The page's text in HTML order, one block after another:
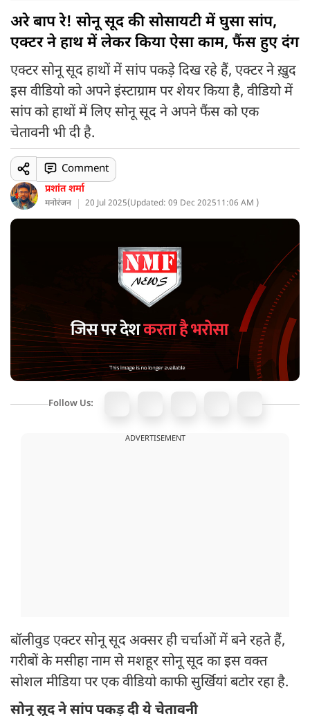
अरे बाप रे! सोनू सूद की सोसायटी में घुसा सांप,
एक्टर ने हाथ में लेकर किया ऐसा काम, फैंस हुए दंग
एक्टर सोनू सूद हाथों में सांप पकड़े दिख रहे हैं, एक्टर ने ख़ुद
इस वीडियो को अपने इंस्टाग्राम पर शेयर किया है, वीडियो में
सांप को हाथों में लिए सोनू सूद ने अपने फैंस को एक
चेतावनी भी दी है.
प्रशांत शर्मा
मनोरंजन 20 Jul 2025(Updated: 09 Dec 202511:06 AM )
Comment
Follow Us:
ADVERTISEMENT
बॉलीवुड एक्टर सोनू सूद अक्सर ही चर्चाओं में बने रहते हैं,
गरीबों के मसीहा नाम से मशहूर सोनू सूद का इस वक्त
सोशल मीडिया पर एक वीडियो काफी सुर्खियां बटोर रहा है.
सोनू सूद ने सांप पकड़ दी ये चेतावनी